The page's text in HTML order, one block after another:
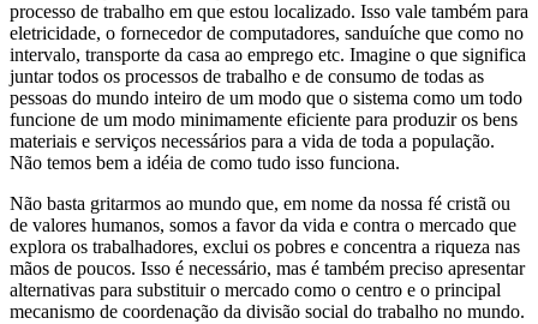
processo de trabalho em que estou localizado. Isso vale também para
eletricidade, o fornecedor de computadores, sanduíche que como no
intervalo, transporte da casa ao emprego etc. Imagine o que significa
juntar todos os processos de trabalho e de consumo de todas as
pessoas do mundo inteiro de um modo que o sistema como um todo
funcione de um modo minimamente eficiente para produzir os bens
materiais e serviços necessários para a vida de toda a população.
Não temos bem a idéia de como tudo isso funciona.
Não basta gritarmos ao mundo que, em nome da nossa fé cristã ou
de valores humanos, somos a favor da vida e contra o mercado que
explora os trabalhadores, exclui os pobres e concentra a riqueza nas
mãos de poucos. Isso é necessário, mas é também preciso apresentar
alternativas para substituir o mercado como o centro e o principal
mecanismo de coordenação da divisão social do trabalho no mundo.